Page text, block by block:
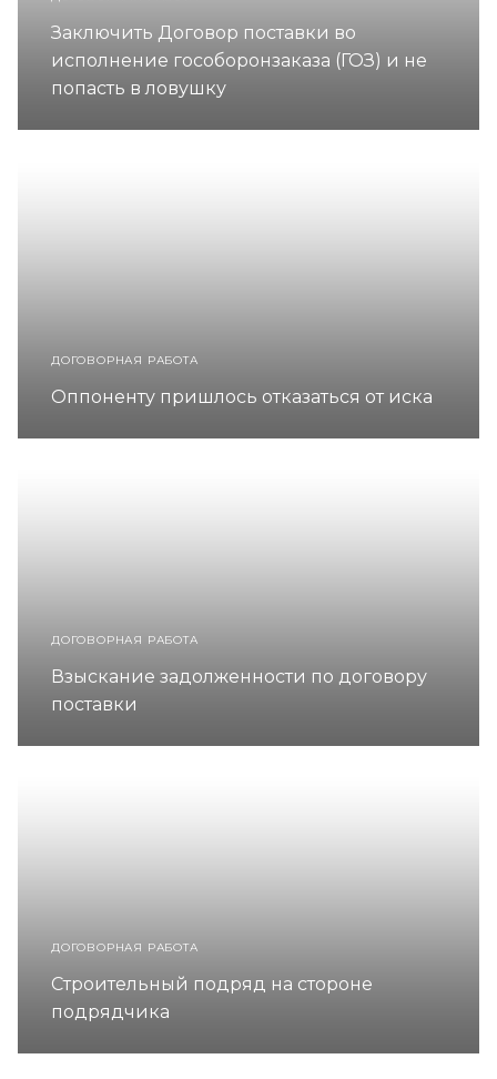
Заключить Договор поставки во
исполнение гособоронзаказа (ГОЗ) и не
попасть в ловушку
ДОГОВОРНАЯ РАБОТА
Оппоненту пришлось отказаться от иска
ДОГОВОРНАЯ РАБОТА
Взыскание задолженности по договору
поставки
ДОГОВОРНАЯ РАБОТА
Строительный подряд на стороне
подрядчика